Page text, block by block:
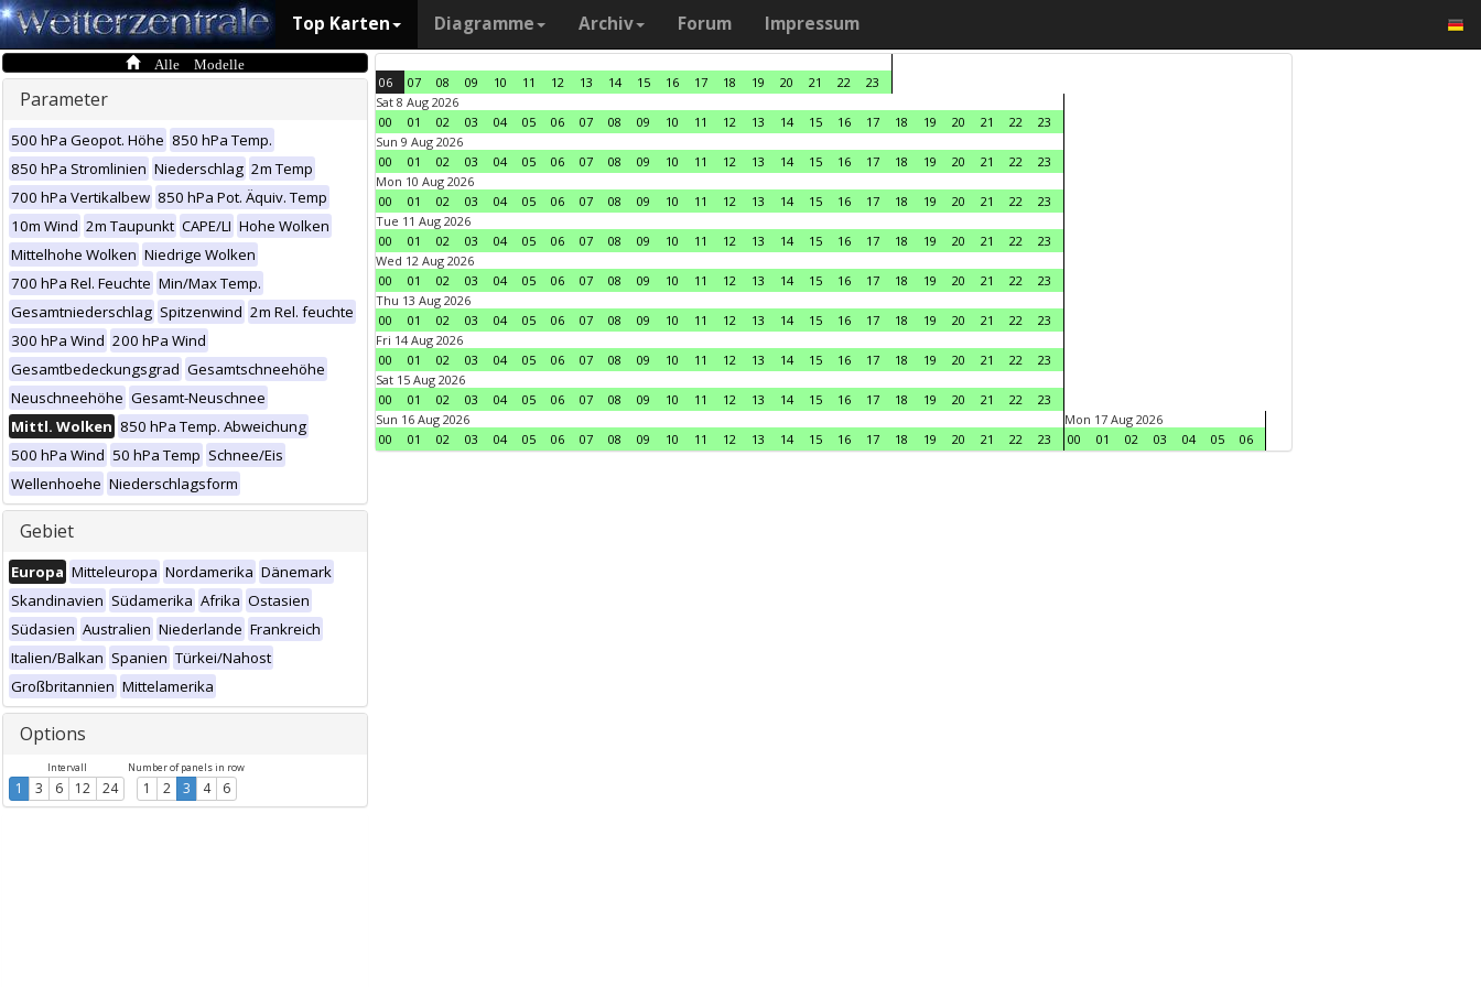
Top Karten Diagramme Archiv Forum Impressum
Alle Modelle
Parameter
500 hPa Geopot. Höhe 850 hPa Temp.
850 hPa Stromlinien Niederschlag 2m Temp
700 hPa Vertikalbew 850 hPa Pot. Äquiv. Temp
10m Wind 2m Taupunkt CAPE/LI Hohe Wolken
Mittelhohe Wolken Niedrige Wolken
700 hPa Rel. Feuchte Min/Max Temp.
Gesamtniederschlag Spitzenwind 2m Rel. feuchte
300 hPa Wind 200 hPa Wind
Gesamtbedeckungsgrad Gesamtschneehöhe
Neuschneehöhe Gesamt-Neuschnee
Mittl. Wolken 850 hPa Temp. Abweichung
500 hPa Wind 50 hPa Temp Schnee/Eis
Wellenhoehe Niederschlagsform
Gebiet
Europa Mitteleuropa Nordamerika Dänemark
Skandinavien Südamerika Afrika Ostasien
Südasien Australien Niederlande Frankreich
Italien/Balkan Spanien Türkei/Nahost
Großbritannien Mittelamerika
Options
Intervall
1 3 6 12 24
Number of panels in row
1 2 3 4 6
06 07 08 09 10 11 12 13 14 15 16 17 18 19 20 21 22
23
Sat 8 Aug 2026
00
01 02 03 04 05 06 07 08 09 10 11 12 13 14 15 16 17 18 19 20 21 22
23
Sun 9 Aug 2026
00
01 02 03 04 05 06 07 08 09 10 11 12 13 14 15 16 17 18 19 20 21 22
23
Mon 10 Aug 2026
00
01 02 03 04 05 06 07 08 09 10 11 12 13 14 15 16 17 18 19 20 21 22
23
Tue 11 Aug 2026
00
01 02 03 04 05 06 07 08 09 10 11 12 13 14 15 16 17 18 19 20 21 22
23
Wed 12 Aug 2026
00
01 02 03 04 05 06 07 08 09 10 11 12 13 14 15 16 17 18 19 20 21 22
23
Thu 13 Aug 2026
00
01 02 03 04 05 06 07 08 09 10 11 12 13 14 15 16 17 18 19 20 21 22
23
Fri 14 Aug 2026
00
01 02 03 04 05 06 07 08 09 10 11 12 13 14 15 16 17 18 19 20 21 22
23
Sat 15 Aug 2026
00
01 02 03 04 05 06 07 08 09 10 11 12 13 14 15 16 17 18 19 20 21 22
23
Sun 16 Aug 2026
00
01 02 03 04 05 06 07 08 09 10 11 12 13 14 15 16 17 18 19 20 21 22 23
Mon 17 Aug 2026
00
01 02 03 04 05 06